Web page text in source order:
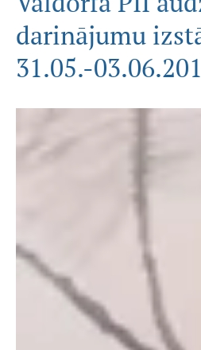
darinājumu
31.05.-